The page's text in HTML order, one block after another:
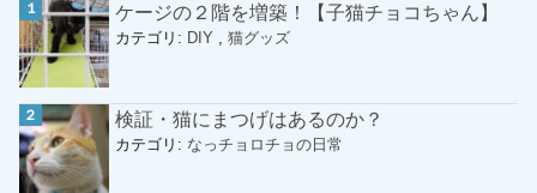
ケージの２階を増築！【子猫チョコちゃん】
カテゴリ: DIY ,猫グッズ
検証・猫にまつげはあるのか？
カテゴリ: なっチョロチョの日常